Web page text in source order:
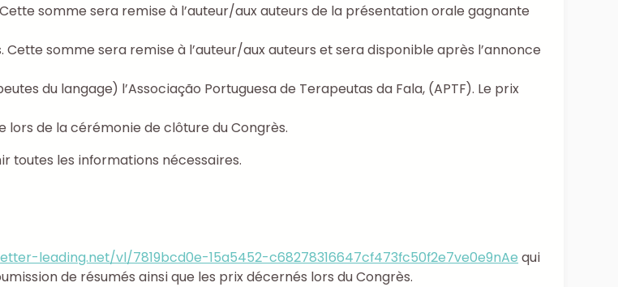
somme sera remise à l’auteur/aux auteurs de la présentation orale gagnante
Cette somme sera remise à l’auteur/aux auteurs et sera disponible après l’annonce
du langage) l’Associação Portuguesa de Terapeutas da Fala, (APTF). Le prix
lors de la cérémonie de clôture du Congrès.
toutes les informations nécessaires.
leading.net/vl/7819bcd0e-15a5452-c68278316647cf473fc50f2e7ve0e9nAe qui
de résumés ainsi que les prix décernés lors du Congrès.